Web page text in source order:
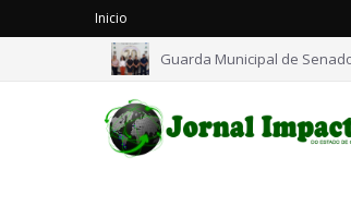
Inicio
Guarda Municipal de